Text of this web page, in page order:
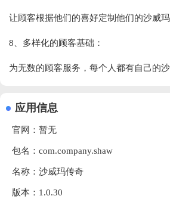
让顾客根据他们的喜好定制他们的沙威玛
8、多样化的顾客基础：
为无数的顾客服务，每个人都有自己的沙
应用信息
官网：暂无
包名：com.company.shaw
名称：沙威玛传奇
版本：1.0.30